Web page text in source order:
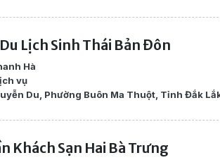
Lịch Sinh Thái Bản Đôn
Hà
vụ
Du, Phường Buôn Ma Thuột, Tỉnh Đắk
Khách Sạn Hai Bà Trưng